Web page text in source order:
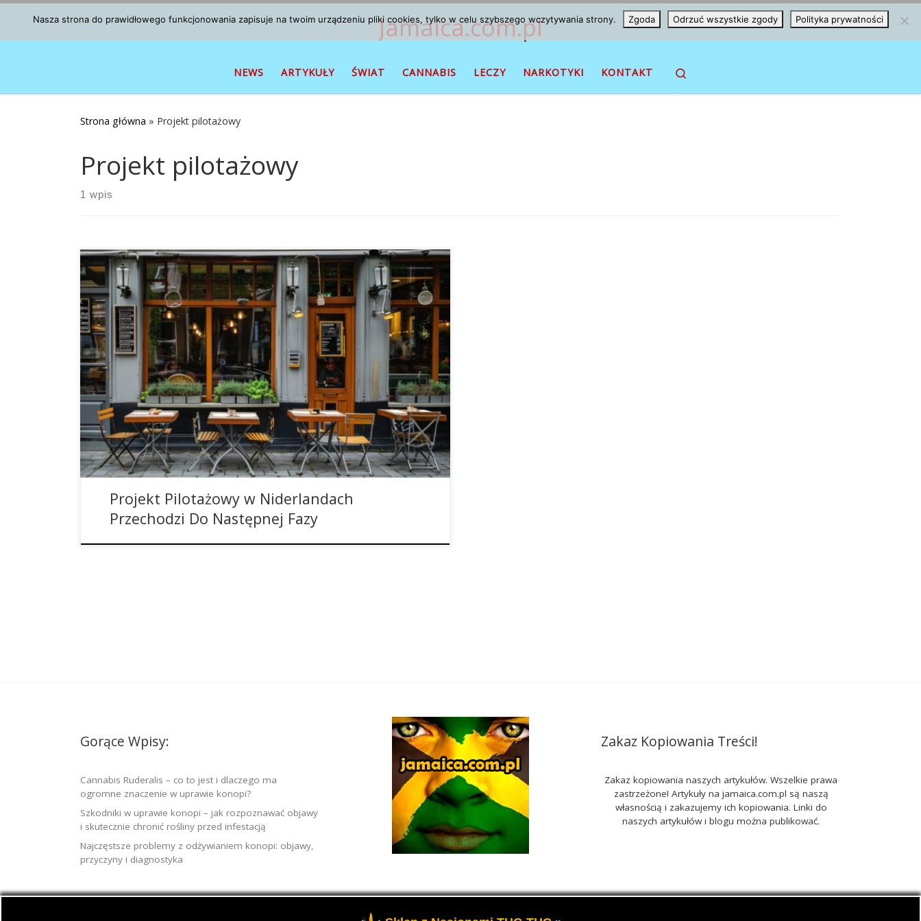
Przejdź do treści Jamaica.com.pl
NEWS ARTYKUŁY ŚWIAT CANNABIS LECZY NARKOTYKI KONTAKT
Strona główna » Projekt pilotażowy
Projekt pilotażowy
1 wpis
Jak donosi magazyn Benzinga, po rozpoczęciu z pewnymi opóźnieniami
eksperymentu dla legalnych łańcuchów dostaw dla Coffeeshopów w Holandii,
projekt przejdzie teraz bezpośrednio do następnej fazy i został rozszerzony na
kolejne miasta. Już od dawna osoby zażywające konopie indyjskie w Holandii
bez żadnych ograniczeń ze strony władz mogą odwiedzać słynne kawiarnie […]
Projekt Pilotażowy w Niderlandach
Przechodzi Do Następnej Fazy
Gorące Wpisy:
Cannabis Ruderalis – co to jest i dlaczego ma
ogromne znaczenie w uprawie konopi?
Szkodniki w uprawie konopi – jak rozpoznawać objawy
i skutecznie chronić rośliny przed infestacją
Najczęstsze problemy z odżywianiem konopi: objawy,
przyczyny i diagnostyka
Zakaz Kopiowania Treści!
Zakaz kopiowania naszych artykułów. Wszelkie prawa
zastrzeżone! Artykuły na jamaica.com.pl są naszą
własnością i zakazujemy ich kopiowania. Linki do
naszych artykułów i blogu można publikować.
Nasza strona do prawidłowego funkcjonowania zapisuje na twoim urządzeniu pliki cookies, tylko w celu szybszego wczytywania strony. Zgoda Odrzuć wszystkie zgody Polityka prywatności